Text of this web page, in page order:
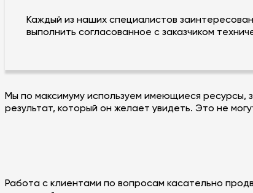
Каждый из наших специалистов
выполнить согласованное с заказчиком
Мы по максимуму используем имеющиеся ресурсы,
результат, который он желает увидеть. Это не
Работа с клиентами по вопросам касательно